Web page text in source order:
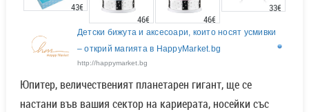
43€
46€
46€
33€
Детски бижута и аксесоари, които носят усмивки
– открий магията в HappyMarket.bg
http://happymarket.bg
Юпитер, величественият планетарен гигант, ще се
настани във вашия сектор на кариерата, носейки със